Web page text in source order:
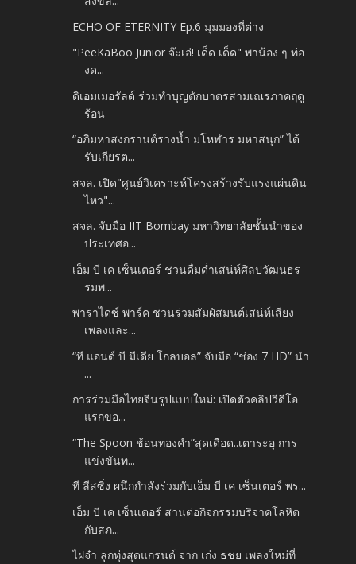
ECHO OF ETERNITY Ep.6 มุมมองที่ต่าง
"PeeKaBoo Junior จ๊ะเอ๋! เด็ด เด็ด" พาน้อง ๆ ท่อ
งด...
ดิเอมเมอรัลด์ ร่วมทำบุญตักบาตรสามเณรภาคฤดู
ร้อน
“อภิมหาสงกรานต์รางน้ำ มโหฬาร มหาสนุก” ได้
รับเกียรต...
สจล. เปิด"ศูนย์วิเคราะห์โครงสร้างรับแรงแผ่นดิน
ไหว"...
สจล. จับมือ IIT Bombay มหาวิทยาลัยชั้นนำของ
ประเทศอ...
เอ็ม บี เค เซ็นเตอร์ ชวนดื่มด่ำเสน่ห์ศิลปวัฒนธร
รมพ...
พาราไดซ์ พาร์ค ชวนร่วมสัมผัสมนต์เสน่ห์เสียง
เพลงและ...
“ที แอนด์ บี มีเดีย โกลบอล” จับมือ “ช่อง 7 HD” นำ
...
การร่วมมือไทยจีนรูปแบบใหม่: เปิดตัวคลิปวีดีโอ
แรกขอ...
“The Spoon ช้อนทองคำ”สุดเดือด..เตาระอุ การ
แข่งขันท...
ที ลีสซิ่ง ผนึกกำลังร่วมกับเอ็ม บี เค เซ็นเตอร์ พร...
เอ็ม บี เค เซ็นเตอร์ สานต่อกิจกรรมบริจาคโลหิต
กับสภ...
ไฝจ๋า ลูกทุ่งสุดแกรนด์ จาก เก่ง ธชย เพลงใหม่ที่